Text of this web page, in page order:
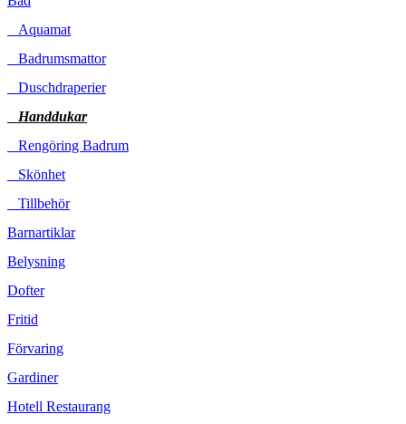
Aquamat
Badrumsmattor
Duschdraperier
Handdukar
Rengöring Badrum
Skönhet
Tillbehör
Barnartiklar
Belysning
Dofter
Fritid
Förvaring
Gardiner
Hotell Restaurang